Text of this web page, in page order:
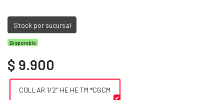
Stock por sucursal
Disponible
$ 9.900
COLLAR 1/2" HE HE TM *CGCM